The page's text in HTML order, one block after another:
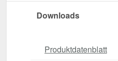
Downloads
Produktdatenblatt